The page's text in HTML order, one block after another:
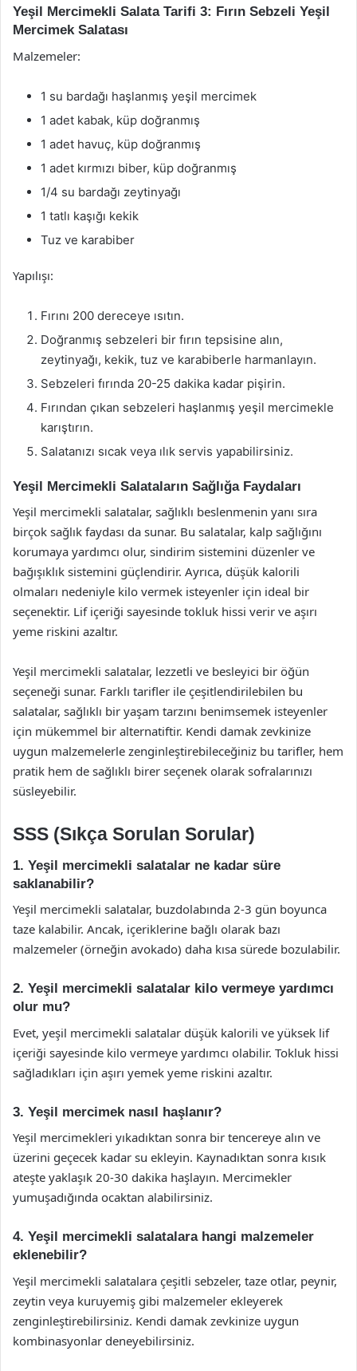
Yeşil Mercimekli Salata Tarifi 3: Fırın Sebzeli Yeşil
Mercimek Salatası
Malzemeler:
1 su bardağı haşlanmış yeşil mercimek
1 adet kabak, küp doğranmış
1 adet havuç, küp doğranmış
1 adet kırmızı biber, küp doğranmış
1/4 su bardağı zeytinyağı
1 tatlı kaşığı kekik
Tuz ve karabiber
Yapılışı:
Fırını 200 dereceye ısıtın.
Doğranmış sebzeleri bir fırın tepsisine alın,
zeytinyağı, kekik, tuz ve karabiberle harmanlayın.
Sebzeleri fırında 20-25 dakika kadar pişirin.
Fırından çıkan sebzeleri haşlanmış yeşil mercimekle
karıştırın.
Salatanızı sıcak veya ılık servis yapabilirsiniz.
Yeşil Mercimekli Salataların Sağlığa Faydaları
Yeşil mercimekli salatalar, sağlıklı beslenmenin yanı sıra
birçok sağlık faydası da sunar. Bu salatalar, kalp sağlığını
korumaya yardımcı olur, sindirim sistemini düzenler ve
bağışıklık sistemini güçlendirir. Ayrıca, düşük kalorili
olmaları nedeniyle kilo vermek isteyenler için ideal bir
seçenektir. Lif içeriği sayesinde tokluk hissi verir ve aşırı
yeme riskini azaltır.
Yeşil mercimekli salatalar, lezzetli ve besleyici bir öğün
seçeneği sunar. Farklı tarifler ile çeşitlendirilebilen bu
salatalar, sağlıklı bir yaşam tarzını benimsemek isteyenler
için mükemmel bir alternatiftir. Kendi damak zevkinize
uygun malzemelerle zenginleştirebileceğiniz bu tarifler, hem
pratik hem de sağlıklı birer seçenek olarak sofralarınızı
süsleyebilir.
SSS (Sıkça Sorulan Sorular)
1. Yeşil mercimekli salatalar ne kadar süre
saklanabilir?
Yeşil mercimekli salatalar, buzdolabında 2-3 gün boyunca
taze kalabilir. Ancak, içeriklerine bağlı olarak bazı
malzemeler (örneğin avokado) daha kısa sürede bozulabilir.
2. Yeşil mercimekli salatalar kilo vermeye yardımcı
olur mu?
Evet, yeşil mercimekli salatalar düşük kalorili ve yüksek lif
içeriği sayesinde kilo vermeye yardımcı olabilir. Tokluk hissi
sağladıkları için aşırı yemek yeme riskini azaltır.
3. Yeşil mercimek nasıl haşlanır?
Yeşil mercimekleri yıkadıktan sonra bir tencereye alın ve
üzerini geçecek kadar su ekleyin. Kaynadıktan sonra kısık
ateşte yaklaşık 20-30 dakika haşlayın. Mercimekler
yumuşadığında ocaktan alabilirsiniz.
4. Yeşil mercimekli salatalara hangi malzemeler
eklenebilir?
Yeşil mercimekli salatalara çeşitli sebzeler, taze otlar, peynir,
zeytin veya kuruyemiş gibi malzemeler ekleyerek
zenginleştirebilirsiniz. Kendi damak zevkinize uygun
kombinasyonlar deneyebilirsiniz.